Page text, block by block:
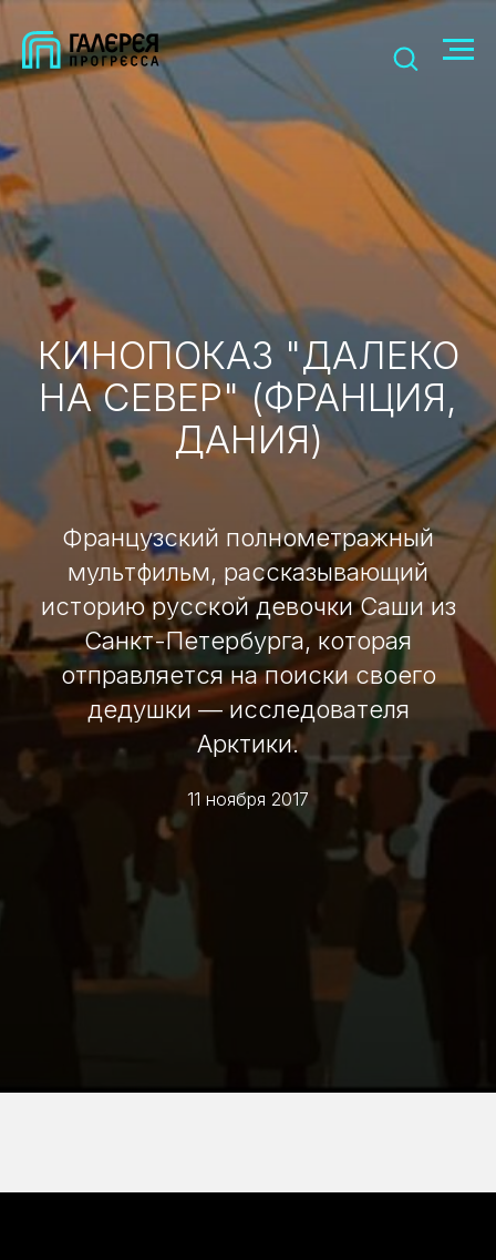
КИНОПОКАЗ "ДАЛЕКО
НА СЕВЕР" (ФРАНЦИЯ,
ДАНИЯ)
Французский полнометражный
мультфильм, рассказывающий
историю русской девочки Саши из
Санкт-Петербурга, которая
отправляется на поиски своего
дедушки — исследователя
Арктики.
11 ноября 2017